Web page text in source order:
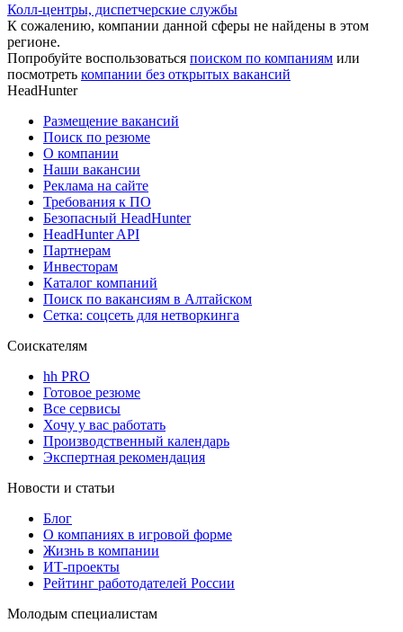
Колл-центры, диспетчерские службы
К сожалению, компании данной сферы не найдены в этом
регионе.
Попробуйте воспользоваться поиском по компаниям или
посмотреть компании без открытых вакансий
HeadHunter
Размещение вакансий
Поиск по резюме
О компании
Наши вакансии
Реклама на сайте
Требования к ПО
Безопасный HeadHunter
HeadHunter API
Партнерам
Инвесторам
Каталог компаний
Поиск по вакансиям в Алтайском
Сетка: соцсеть для нетворкинга
Соискателям
hh PRO
Готовое резюме
Все сервисы
Хочу у вас работать
Производственный календарь
Экспертная рекомендация
Новости и статьи
Блог
О компаниях в игровой форме
Жизнь в компании
ИТ-проекты
Рейтинг работодателей России
Молодым специалистам